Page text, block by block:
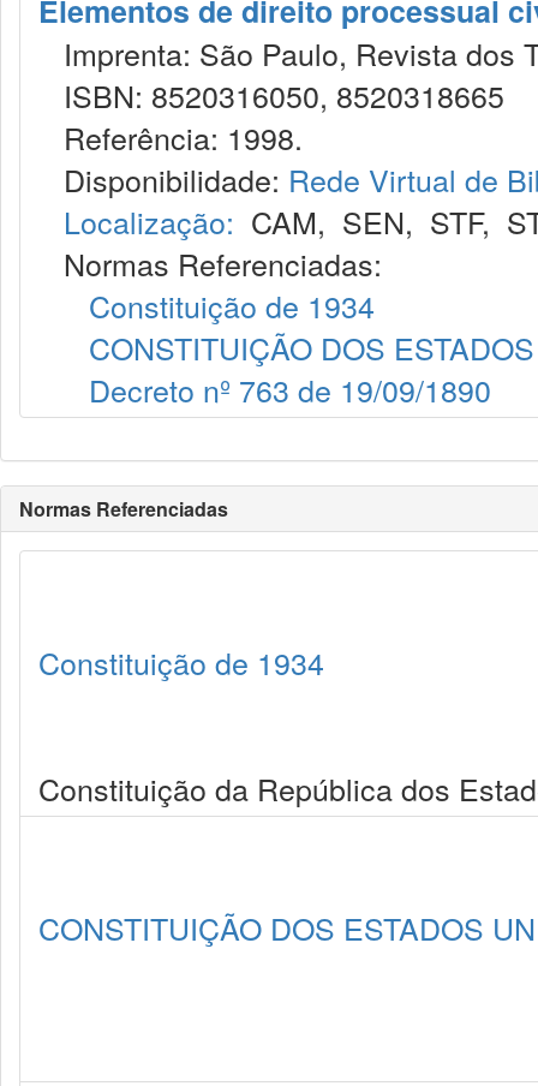
Elementos de direito processual
Imprenta: São Paulo, Revista dos
ISBN: 8520316050, 8520318665
Referência: 1998.
Disponibilidade: Rede Virtual de
Localização: CAM, SEN, STF,
Normas Referenciadas:
Constituição de 1934
CONSTITUIÇÃO DOS
Decreto nº 763 de 19/09/1890
Normas Referenciadas
Constituição de 1934
Constituição da República dos
CONSTITUIÇÃO DOS ESTADOS